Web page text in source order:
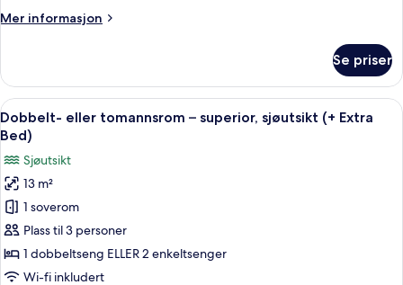
standard
Bed)
Mer informasjon
Mer
eller
tomannsrom
–
standard
Extra
Bed)
Se priser
Åpne
alle
bildene
av
Dobbelt-
eller
tomannsrom
–
superior,
Minibar, safe på rommet, lydisolert
1
Dobbelt- eller tomannsrom – superior, sjøutsikt (+ Extra
Bed)
Sjøutsikt
13 m²
1 soverom
Plass til 3 personer
1 dobbeltseng ELLER 2 enkeltsenger
Wi-fi inkludert